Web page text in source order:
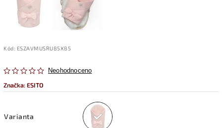
Kód: ESZAVMUSRU85X85
Neohodnoceno
Značka:ESITO
Varianta